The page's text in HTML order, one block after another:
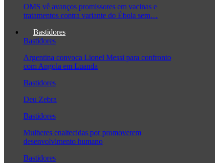
OMS vê avanços promissores em vacinas e
tratamentos contra variante do Ébola sem…
Bastidores
Bastidores
Argentina convoca Lionel Messi para confronto
com Angola em Luanda
Bastidores
Deu Zebra
Bastidores
Mulheres enaltecidas por promoverem
desenvolvimento humano
Bastidores